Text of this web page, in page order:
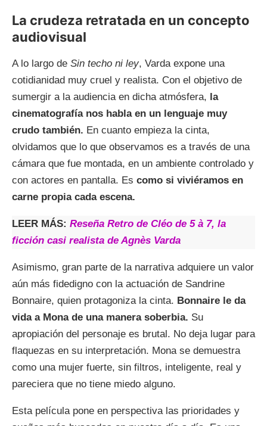
La crudeza retratada en un concepto
audiovisual
A lo largo de Sin techo ni ley, Varda expone una
cotidianidad muy cruel y realista. Con el objetivo de
sumergir a la audiencia en dicha atmósfera, la
cinematografía nos habla en un lenguaje muy
crudo también. En cuanto empieza la cinta,
olvidamos que lo que observamos es a través de una
cámara que fue montada, en un ambiente controlado y
con actores en pantalla. Es como si viviéramos en
carne propia cada escena.
LEER MÁS: Reseña Retro de Cléo de 5 à 7, la
ficción casi realista de Agnès Varda
Asimismo, gran parte de la narrativa adquiere un valor
aún más fidedigno con la actuación de Sandrine
Bonnaire, quien protagoniza la cinta. Bonnaire le da
vida a Mona de una manera soberbia. Su
apropiación del personaje es brutal. No deja lugar para
flaquezas en su interpretación. Mona se demuestra
como una mujer fuerte, sin filtros, inteligente, real y
pareciera que no tiene miedo alguno.
Esta película pone en perspectiva las prioridades y